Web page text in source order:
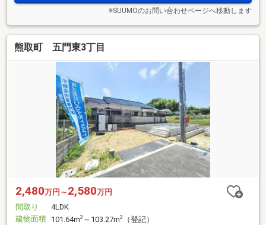
※SUUMOのお問い合わせページへ移動します
熊取町 五門東3丁目
2,480万円～ 2,580万円
間取り
4LDK
建物面積 101.64m2 ～103.27m2
（登記）